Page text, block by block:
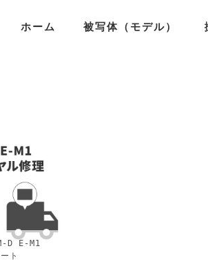
ホーム 被写体（モデル）
D E-M1
ト